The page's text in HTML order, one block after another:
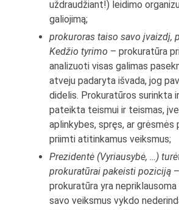
uždraudžiant!) leidimo
galiojimą;
prokuroras taiso savo įvaizdį,
Kedžio tyrimo – prokuratūra
analizuoti visas galimas
atveju padaryta išvada, jog
didelis. Prokuratūros surinkta
pateikta teismui ir teismas,
aplinkybes, spręs, ar grėsmės
priimti atitinkamus veiksmus;
Prezidentė (Vyriausybė, …)
prokuratūrai pakeisti poziciją
prokuratūra yra
savo veiksmus vykdo